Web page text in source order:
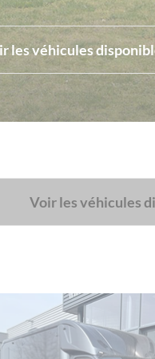
les véhicules
Voir les véhicules